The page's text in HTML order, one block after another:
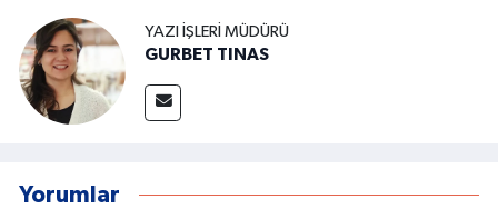
YAZI İŞLERI MÜDÜRÜ
GURBET TINAS
Yorumlar